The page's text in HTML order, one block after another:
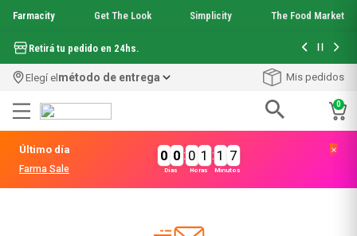
Farmacity Get The Look Simplicity The Food Market
Retirá tu pedido en 24hs. Hasta 6
Elegí elmétodo de entrega Mis pedidos
0
Último día
Farma Sale
0 0
Días
: 0 1
Horas
: 1 7
Minutos
.garnier toque seco crema facial